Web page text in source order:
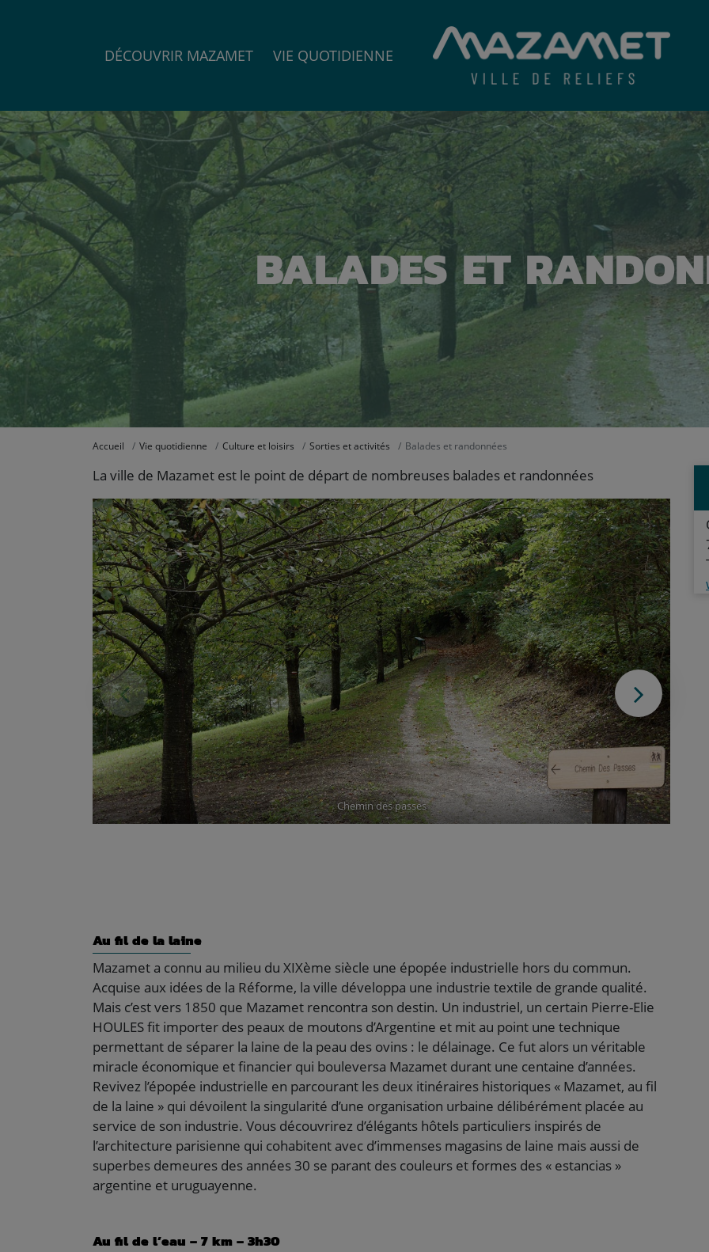
DÉCOUVRIR MAZAMET VIE QUOTIDIENNE
BALADES ET
Accueil Vie quotidienne Culture et loisirs Sorties et activités Balades et randonnées
La ville de Mazamet est le point de départ de nombreuses balades et randonnées
Photo précédente
Chemin des passes
Photo
Au fil de la laine
Mazamet a connu au milieu du XIXème siècle une épopée industrielle hors du commun.
Acquise aux idées de la Réforme, la ville développa une industrie textile de grande qualité.
Mais c’est vers 1850 que Mazamet rencontra son destin. Un industriel, un certain Pierre-Elie
HOULES fit importer des peaux de moutons d’Argentine et mit au point une technique
permettant de séparer la laine de la peau des ovins : le délainage. Ce fut alors un véritable
miracle économique et financier qui bouleversa Mazamet durant une centaine d’années.
Revivez l’épopée industrielle en parcourant les deux itinéraires historiques « Mazamet, au fil
de la laine » qui dévoilent la singularité d’une organisation urbaine délibérément placée au
service de son industrie. Vous découvrirez d’élégants hôtels particuliers inspirés de
l’architecture parisienne qui cohabitent avec d’immenses magasins de laine mais aussi de
superbes demeures des années 30 se parant des couleurs et formes des « estancias »
argentine et uruguayenne.
Au fil de l’eau – 7 km – 3h30